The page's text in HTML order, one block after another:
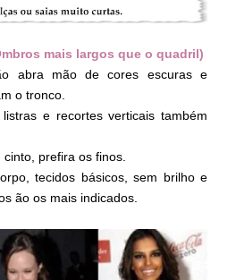
mais largos que o quadril)
abra mão de cores escuras e
o tronco.
e recortes verticais também
prefira os finos.
tecidos básicos, sem brilho e
ão os mais indicados.